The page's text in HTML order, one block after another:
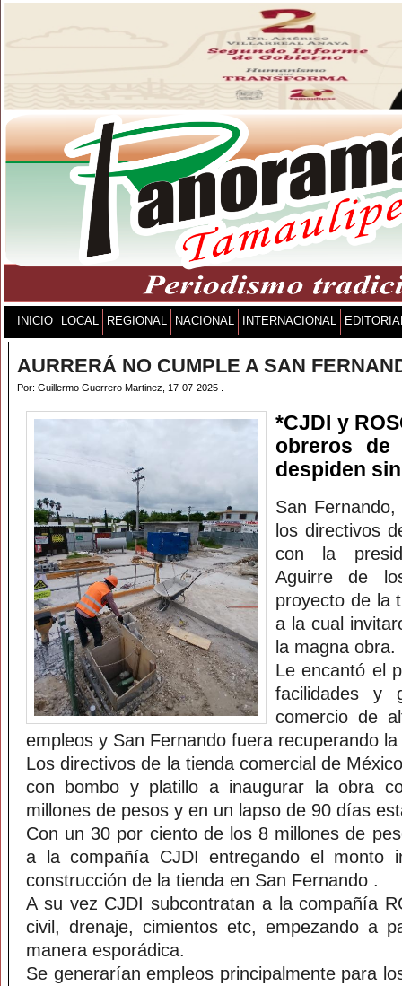
INICIO LOCAL REGIONAL NACIONAL INTERNACIONAL
AURRERÁ NO CUMPLE A SAN
Por: Guillermo Guerrero Martinez, 17-07-2025 .
*CJDI y
obreros de
despiden
San
los directivos
con la
Aguirre de
proyecto de la
a la cual
la magna obra.
Le encantó el
facilidades y
comercio de
empleos y San Fernando fuera recuperando
Los directivos de la tienda comercial de
con bombo y platillo a inaugurar la obra
millones de pesos y en un lapso de 90 días
Con un 30 por ciento de los 8 millones de
a la compañía CJDI entregando el monto
construcción de la tienda en San Fernando .
A su vez CJDI subcontratan a la compañía
civil, drenaje, cimientos etc, empezando a
manera esporádica.
Se generarían empleos principalmente para